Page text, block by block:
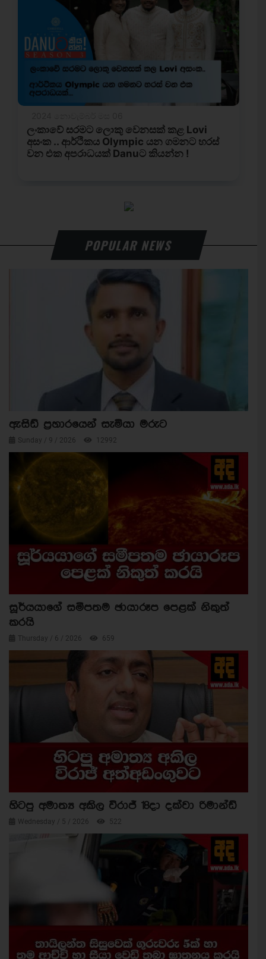
POPULAR NEWS
ඇසිඩ් ප්‍රහාරයෙන් සැමියා මරුට
Sunday / 9 / 2026 12992
සූර්යයාගේ සමීපතම ඡායාරූප පෙළක් නිකුත්
කරයි
Thursday / 6 / 2026 659
හිටපු අමාත්‍ය අකිල විරාජ් 18දා දක්වා රිමාන්ඩ්
Wednesday / 5 / 2026 522